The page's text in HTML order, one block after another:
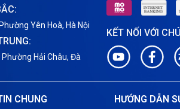
Yên Hoà, Hà Nội
Hải Châu, Đà
KẾT NỐI VỚI
CHUNG HƯỚNG DẪN